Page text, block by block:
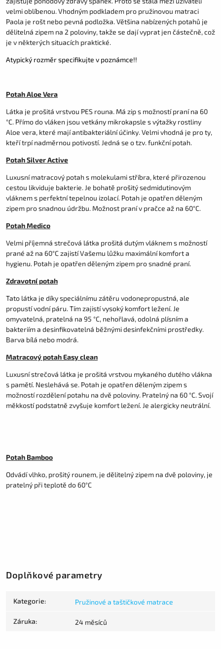
velmi oblíbenou. Vhodným podkladem pro pružinovou matraci
Paola je rošt nebo pevná podložka. Většina nabízených potahů je
dělitelná zipem na 2 poloviny, takže se dají vyprat jen částečně, což
je v některých situacích praktické.
Atypický rozměr specifikujte v poznámce!!
Potah Aloe Vera
Látka je prošitá vrstvou PES rouna. Má zip s možností praní na 60
°C. Přímo do vláken jsou vetkány mikrokapsle s výtažky rostliny
Aloe vera, které mají antibakteriální účinky. Velmi vhodná je pro ty,
kteří trpí nadměrnou potivostí. Jedná se o tzv. funkční potah.
Potah Silver Active
Luxusní matracový potah s molekulami stříbra, které přirozenou
cestou likviduje bakterie. Je bohatě prošitý sedmidutinovým
vláknem s perfektní tepelnou izolací. Potah je opatřen děleným
zipem pro snadnou údržbu. Možnost praní v pračce až na 60°C.
Potah Medico
Velmi příjemná strečová látka prošitá dutým vláknem s možností
prané až na 60°C zajistí Vašemu lůžku maximální komfort a
hygienu. Potah je opatřen děleným zipem pro snadné praní.
Zdravotní potah
Tato látka je díky speciálnímu zátěru vodonepropustná, ale
propustí vodní páru. Tím zajistí vysoký komfort ležení. Je
omyvatelná, pratelná na 95 °C, nehořlavá, odolná plísním a
bakteriím a desinfikovatelná běžnými desinfekčními prostředky.
Barva bílá nebo modrá.
Matracový potah Easy clean
Luxusní strečová látka je prošitá vrstvou mykaného dutého vlákna
s pamětí. Neslehává se. Potah je opatřen děleným zipem s
možností rozdělení potahu na dvě poloviny. Pratelný na 60 °C. Svojí
měkkostí podstatně zvyšuje komfort ležení. Je alergicky neutrální.
Potah Bamboo
Odvádí vlhko, prošitý rounem, je dělitelný zipem na dvě poloviny, je
pratelný při teplotě do 60°C
Doplňkové parametry
Kategorie: Pružinové a taštičkové matrace
Záruka: 24 měsíců